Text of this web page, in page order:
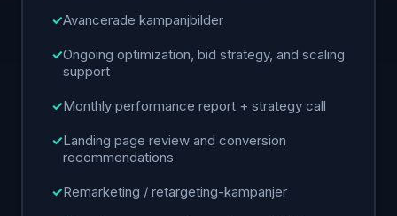
Avancerade kampanjbilder
Ongoing optimization, bid strategy, and scaling
support
Monthly performance report + strategy call
Landing page review and conversion
recommendations
Remarketing / retargeting-kampanjer